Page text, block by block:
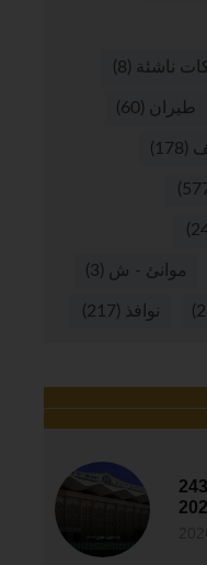
ناشئة (8)
طيران (60)
(178)
موانئ - ش (3)
نوافذ (217)
مطار دمشق الدولي يستقبل 243